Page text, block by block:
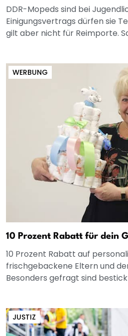
DDR-Mopeds sind bei
Einigungsvertrags dürfen sie
gilt aber nicht für Reimporte.
WERBUNG
10 Prozent Rabatt für dein
10 Prozent Rabatt auf
frischgebackene Eltern und
Besonders gefragt sind
JUSTIZ